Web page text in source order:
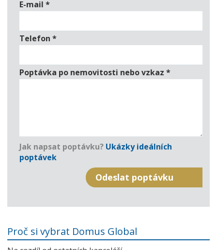
E-mail *
Telefon *
Poptávka po nemovitosti nebo vzkaz *
Jak napsat poptávku? Ukázky ideálních
poptávek
Proč si vybrat Domus Global